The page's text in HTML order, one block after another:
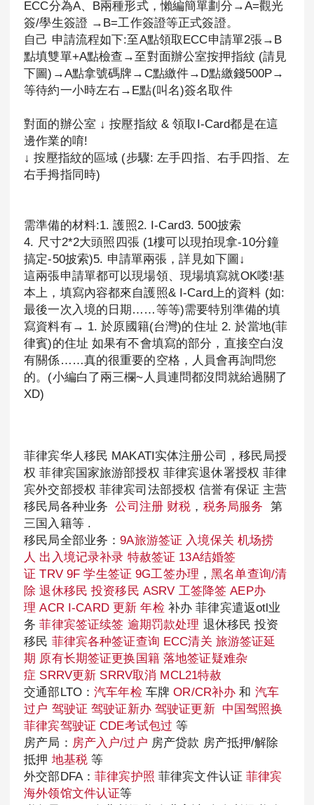
ECC分為A、B兩種形式，懶編簡單劃分→A=觀光
簽/學生簽證 →B=工作簽證等正式簽證。
自己 申請流程如下:至A點領取ECC申請單2張→B
點填雙單+A點檢查→至對面辦公室按押指紋 (請見
下圖)→A點拿號碼牌→C點繳件→D點繳錢500P→
等待約一小時左右→E點(叫名)簽名取件
對面的辦公室 ↓ 按壓指紋 & 領取I-Card都是在這
邊作業的唷!
↓ 按壓指紋的區域 (步驟: 左手四指、右手四指、左
右手拇指同時)
需準備的材料:1. 護照2. I-Card3. 500披索
4. 尺寸2*2大頭照四張 (1樓可以現拍現拿-10分鐘
搞定-50披索)5. 申請單兩張，詳見如下圖↓
這兩張申請單都可以現場領、現場填寫就OK喽!基
本上，填寫內容都來自護照& I-Card上的資料 (如:
最後一次入境的日期……等等)需要特別準備的填
寫資料有→ 1. 於原國籍(台灣)的住址 2. 於當地(菲
律賓)的住址 如果有不會填寫的部分，直接空白沒
有關係……真的很重要的空格，人員會再詢問您
的。(小編白了兩三欄~人員連問都沒問就給過關了
XD)
菲律宾华人移民 MAKATI实体注册公司，移民局授
权 菲律宾国家旅游部授权 菲律宾退休署授权 菲律
宾外交部授权 菲律宾司法部授权 信誉有保证 主营
移民局各种业务公司注册 财税 ， 税务局服务 第
三国入籍等 .
移民局全部业务：9A旅游签证 入境保关 机场捞
人 出入境记录补录 特赦签证 13A结婚签
证 TRV 9F 学生签证 9G工签办理 ，黑名单查询/清
除 退休移民投资移民 ASRV 工签降签 AEP办
理 ACR I-CARD 更新 年检 补办 菲律宾遣返otl业
务菲律宾签证续签 逾期罚款处理 退休移民 投资
移民 菲律宾各种签证查询 ECC清关 旅游签证延
期 原有长期签证更换国籍 落地签证疑难杂
症 SRRV更新 SRRV取消 MCL21特赦
交通部LTO：汽车年检 车牌OR/CR补办 和 汽车
过户 驾驶证 驾驶证新办 驾驶证更新
中国驾照换
菲律宾驾驶证 CDE考试包过 等
房产局： 房产入户/过户 房产贷款 房产抵押/解除
抵押 地基税等
外交部DFA：菲律宾护照 菲律宾文件认证菲律宾
海外领馆文件认证等